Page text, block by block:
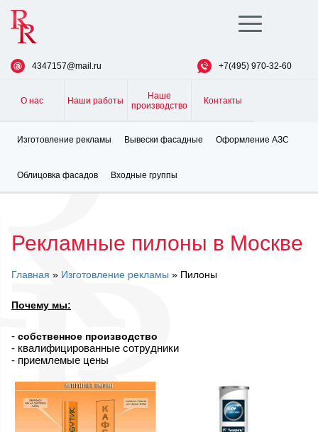
Toggle
navigation
4347157@mail.ru +7(495) 970-32-60
О нас Наши работы
Наше
производство
Контакты
Изготовление рекламы Вывески фасадные Оформление АЗС
Облицовка фасадов Входные группы
Рекламные пилоны в Москве
Главная » Изготовление рекламы » Пилоны
Почему мы:
- собственное производство
- квалифицированные сотрудники
- приемлемые цены